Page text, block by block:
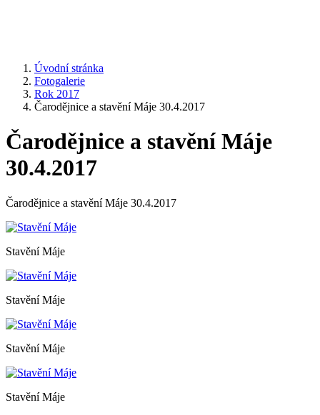
Úvodní stránka
Fotogalerie
Rok 2017
Čarodějnice a stavění Máje 30.4.2017
Čarodějnice a stavění Máje
30.4.2017
Čarodějnice a stavění Máje 30.4.2017
Stavění Máje
Stavění Máje
Stavění Máje
Stavění Máje